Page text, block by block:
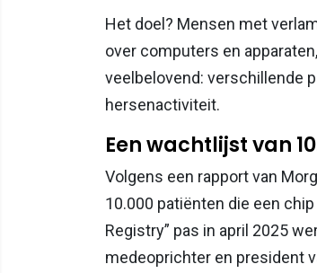
Het doel? Mensen met
over computers en
veelbelovend: verschillende
hersenactiviteit.
Een wachtlijst van
Volgens een rapport van
10.000 patiënten die een
Registry” pas in april 2025
medeoprichter en president